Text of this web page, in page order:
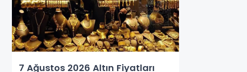
7 Ağustos 2026 Altın Fiyatları